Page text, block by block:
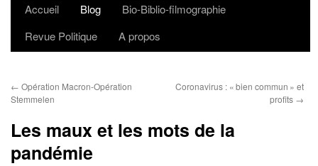
Aller
Accueil Blog
Bio-Biblio-filmographie
Revue Politique
A propos
← Opération Macron-Opération
Stemmelen
Coronavirus : « bien commun » et
profits →
Les maux et les mots de la
pandémie